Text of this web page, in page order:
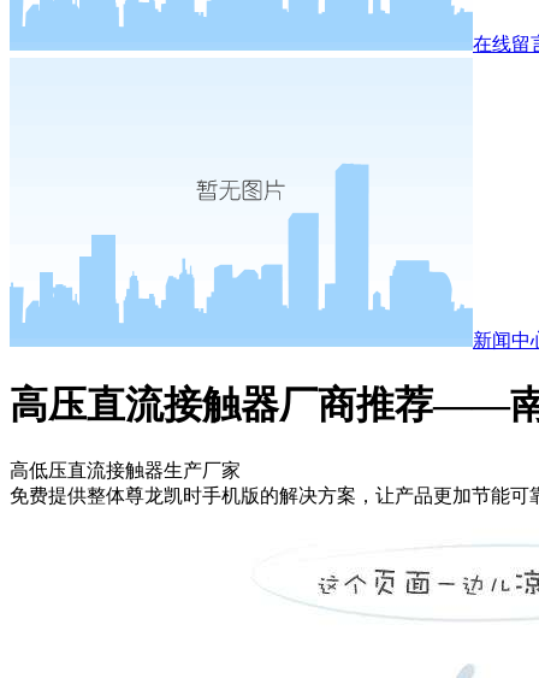
在线留
新闻中
高压直流接触器厂商推荐——
高低压直流接触器生产厂家
免费提供整体尊龙凯时手机版的解决方案，让产品更加节能可